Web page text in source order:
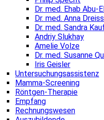
Dr. med. Ehab Abu-
Dr. med. Anna
Dr. med. Sandra
Andriy Slukhay
Amelie Volze
Dr. med. Susanne
Iris Geisler
Untersuchungsassistenz
Mamma-Screening
Röntgen-Therapie
Empfang
Rechnungswesen